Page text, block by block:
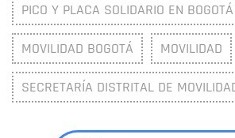
PICO Y PLACA SOLIDARIO EN BOGOTÁ
MOVILIDAD BOGOTÁ MOVILIDAD
SECRETARÍA DISTRITAL DE